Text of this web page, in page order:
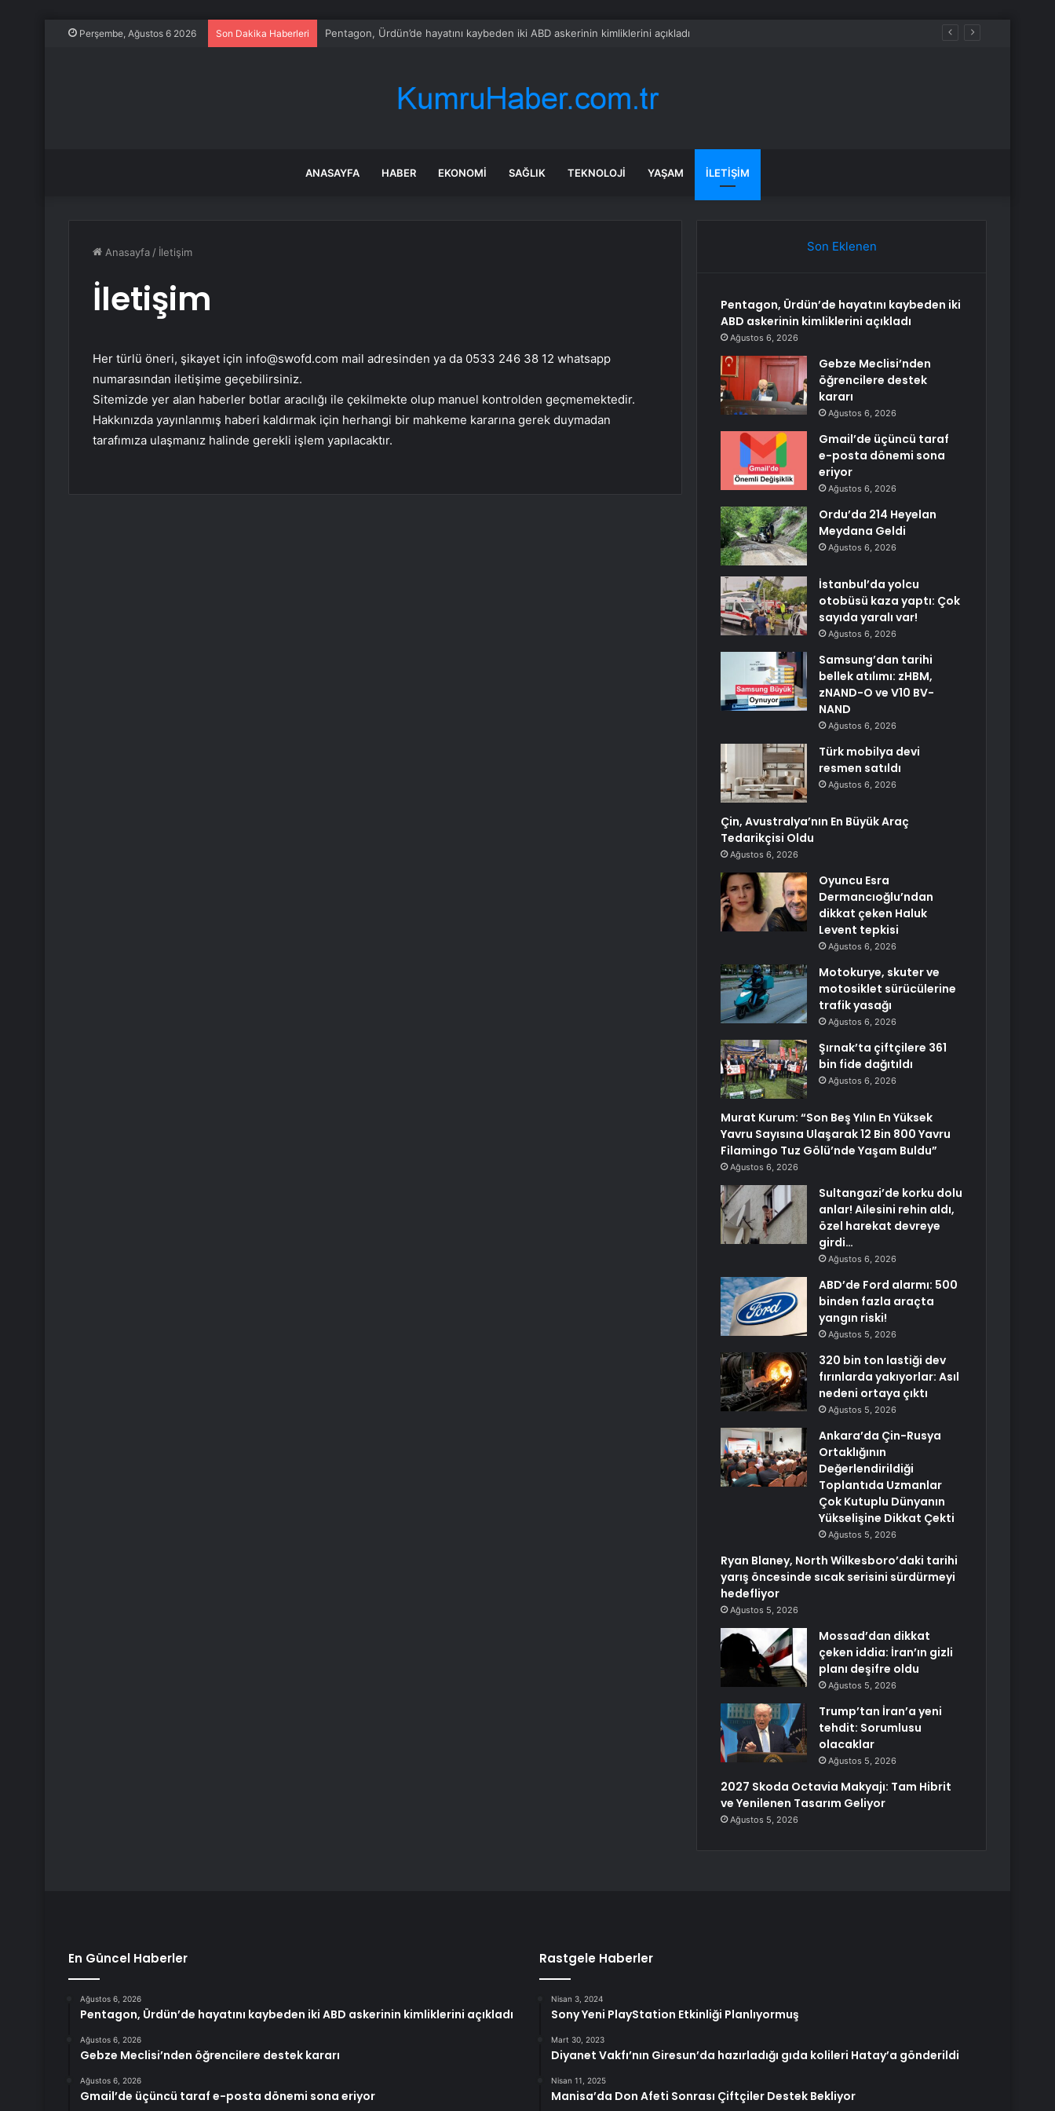
Perşembe, Ağustos 6 2026 Son Dakika Haberleri Gebze Meclisi’nden öğrencilere destek kararı
ANASAYFA HABER EKONOMI SAĞLIK TEKNOLOJI YAŞAM İLETIŞIM
Anasayfa / İletişim
İletişim
Her türlü öneri, şikayet için info@swofd.com mail adresinden ya da 0533 246 38 12 whatsapp
numarasından iletişime geçebilirsiniz.
Sitemizde yer alan haberler botlar aracılığı ile çekilmekte olup manuel kontrolden geçmemektedir.
Hakkınızda yayınlanmış haberi kaldırmak için herhangi bir mahkeme kararına gerek duymadan
tarafımıza ulaşmanız halinde gerekli işlem yapılacaktır.
Son Eklenen
Pentagon, Ürdün’de hayatını kaybeden iki
ABD askerinin kimliklerini açıkladı
Ağustos 6, 2026
Gebze Meclisi’nden
öğrencilere destek
kararı
Ağustos 6, 2026
Gmail’de üçüncü taraf
e-posta dönemi sona
eriyor
Ağustos 6, 2026
Ordu’da 214 Heyelan
Meydana Geldi
Ağustos 6, 2026
İstanbul’da yolcu
otobüsü kaza yaptı: Çok
sayıda yaralı var!
Ağustos 6, 2026
Samsung’dan tarihi
bellek atılımı: zHBM,
zNAND-O ve V10 BV-
NAND
Ağustos 6, 2026
Türk mobilya devi
resmen satıldı
Ağustos 6, 2026
Çin, Avustralya’nın En Büyük Araç
Tedarikçisi Oldu
Ağustos 6, 2026
Oyuncu Esra
Dermancıoğlu’ndan
dikkat çeken Haluk
Levent tepkisi
Ağustos 6, 2026
Motokurye, skuter ve
motosiklet sürücülerine
trafik yasağı
Ağustos 6, 2026
Şırnak’ta çiftçilere 361
bin fide dağıtıldı
Ağustos 6, 2026
Murat Kurum: “Son Beş Yılın En Yüksek
Yavru Sayısına Ulaşarak 12 Bin 800 Yavru
Filamingo Tuz Gölü’nde Yaşam Buldu”
Ağustos 6, 2026
Sultangazi’de korku dolu
anlar! Ailesini rehin aldı,
özel harekat devreye
girdi…
Ağustos 6, 2026
ABD’de Ford alarmı: 500
binden fazla araçta
yangın riski!
Ağustos 5, 2026
320 bin ton lastiği dev
fırınlarda yakıyorlar: Asıl
nedeni ortaya çıktı
Ağustos 5, 2026
Ankara’da Çin-Rusya
Ortaklığının
Değerlendirildiği
Toplantıda Uzmanlar
Çok Kutuplu Dünyanın
Yükselişine Dikkat Çekti
Ağustos 5, 2026
Ryan Blaney, North Wilkesboro’daki tarihi
yarış öncesinde sıcak serisini sürdürmeyi
hedefliyor
Ağustos 5, 2026
Mossad’dan dikkat
çeken iddia: İran’ın gizli
planı deşifre oldu
Ağustos 5, 2026
Trump’tan İran’a yeni
tehdit: Sorumlusu
olacaklar
Ağustos 5, 2026
2027 Skoda Octavia Makyajı: Tam Hibrit
ve Yenilenen Tasarım Geliyor
Ağustos 5, 2026
En Güncel Haberler
Ağustos 6, 2026
Pentagon, Ürdün’de hayatını kaybeden iki ABD askerinin kimliklerini açıkladı
Ağustos 6, 2026
Gebze Meclisi’nden öğrencilere destek kararı
Ağustos 6, 2026
Gmail’de üçüncü taraf e-posta dönemi sona eriyor
Rastgele Haberler
Nisan 3, 2024
Sony Yeni PlayStation Etkinliği Planlıyormuş
Mart 30, 2023
Diyanet Vakfı’nın Giresun’da hazırladığı gıda kolileri Hatay’a gönderildi
Nisan 11, 2025
Manisa’da Don Afeti Sonrası Çiftçiler Destek Bekliyor